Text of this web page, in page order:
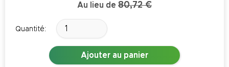
Au lieu de 80,72 €
Quantité:
Ajouter au panier